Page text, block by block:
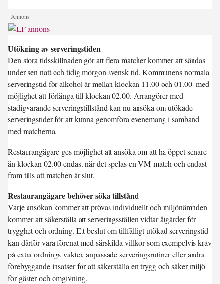
Utökning av serveringstiden
Den stora tidsskillnaden gör att flera matcher kommer att sändas
under sen natt och tidig morgon svensk tid. Kommunens normala
serveringstid för alkohol är mellan klockan 11.00 och 01.00, med
möjlighet att förlänga till klockan 02.00. Arrangörer med
stadigvarande serveringstillstånd kan nu ansöka om utökade
serveringstider för att kunna genomföra evenemang i samband
med matcherna.
Restaurangägare ges möjlighet att ansöka om att ha öppet senare
än klockan 02.00 endast när det spelas en VM-match och endast
fram tills att matchen är slut.
Restaurangägare behöver söka tillstånd
Varje ansökan kommer att prövas individuellt och miljönämnden
kommer att säkerställa att serveringsställen vidtar åtgärder för
trygghet och ordning. Ett beslut om tillfälligt utökad serveringstid
kan därför vara förenat med särskilda villkor som exempelvis krav
på extra ordnings-vakter, anpassade serveringsrutiner eller andra
förebyggande insatser för att säkerställa en trygg och säker miljö
för gäster och omgivning.